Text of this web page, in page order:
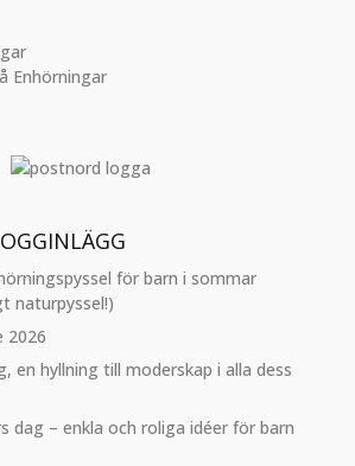
Enhörningar
för barn i sommar
naturpyssel!)
2026
en hyllning till moderskap i alla dess
dag – enkla och roliga idéer för barn